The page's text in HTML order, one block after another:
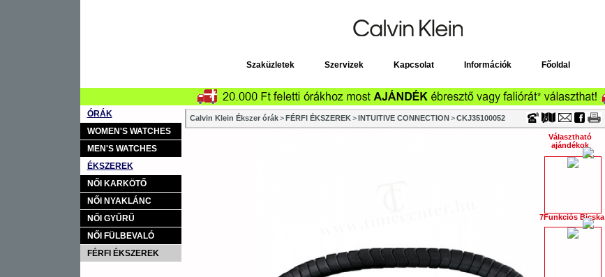
Szaküzletek Szervizek Kapcsolat Információk Főoldal
ÓRÁK
WOMEN'S WATCHES
MEN'S WATCHES
ÉKSZEREK
NŐI KARKÖTŐ
NŐI NYAKLÁNC
NŐI GYŰRŰ
NŐI FÜLBEVALÓ
FÉRFI ÉKSZEREK
Calvin Klein Ékszer órák > FÉRFI ÉKSZEREK > INTUITIVE CONNECTION > CKJ35100052
Választható
ajándékok
7Funkciós Bicska